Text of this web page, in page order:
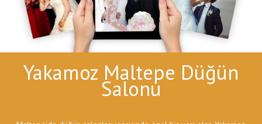
Yakamoz Maltepe Düğün
Salonu